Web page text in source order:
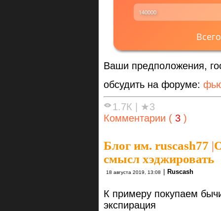
140000
Ваши предположения,
обсудить на форуме:
1.7К
★3
Комментарии ( 3 )
Блог им. ruscash77 |
смысл хэджировать
18 августа 2019, 13:08 Ruscash
К примеру покупаем
экспирация